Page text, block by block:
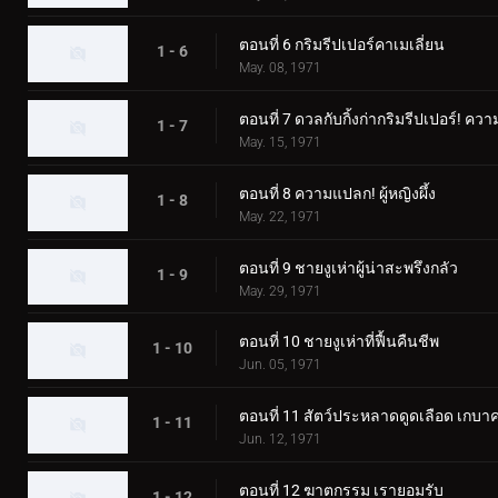
1 - 6 ตอนที่ 6 กริมรีปเปอร์คาเมเลี่ยน
May. 08, 1971
1 - 7 ตอนที่ 7 ดวลกับกิ้งก่ากริมรีปเปอร์! คว
May. 15, 1971
1 - 8 ตอนที่ 8 ความแปลก! ผู้หญิงผึ้ง
May. 22, 1971
1 - 9 ตอนที่ 9 ชายงูเห่าผู้น่าสะพรึงกลัว
May. 29, 1971
1 - 10 ตอนที่ 10 ชายงูเห่าที่ฟื้นคืนชีพ
Jun. 05, 1971
1 - 11 ตอนที่ 11 สัตว์ประหลาดดูดเลือด เกบา
Jun. 12, 1971
ตอนที่ 12 ฆาตกรรม เรายอมรับ